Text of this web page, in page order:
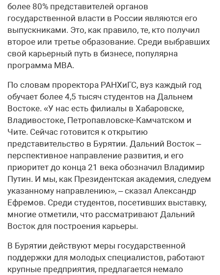
более 80% представителей органов
государственной власти в России являются его
выпускниками. Это, как правило, те, кто получил
второе или третье образование. Среди выбравших
свой карьерный путь в бизнесе, популярна
программа MBA.
По словам проректора РАНХиГС, вуз каждый год
обучает более 4,5 тысяч студентов на Дальнем
Востоке. «У нас есть филиалы в Хабаровске,
Владивостоке, Петропавловске-Камчатском и
Чите. Сейчас готовится к открытию
представительство в Бурятии. Дальний Восток –
перспективное направление развития, и его
приоритет до конца 21 века обозначил Владимир
Путин. И мы, как Президентская академия, следуем
указанному направлению», – сказал Александр
Ефремов. Среди студентов, посетивших выставку,
многие отметили, что рассматривают Дальний
Восток для построения карьеры.
В Бурятии действуют меры государственной
поддержки для молодых специалистов, работают
крупные предприятия, предлагается немало